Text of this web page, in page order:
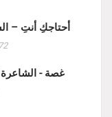
أحتاجكِ أنتِ –
غصة -